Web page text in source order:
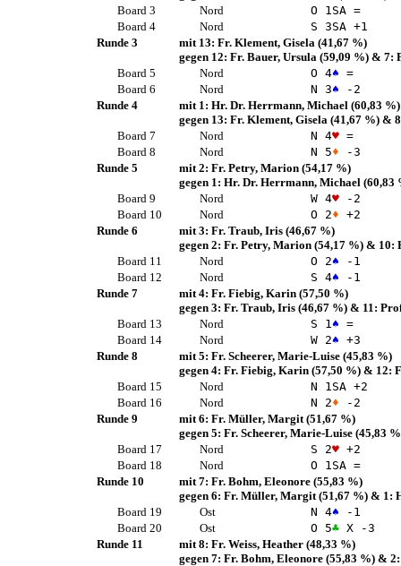
Board 3
Nord O 1 SA =
Board 4
Nord S 3SA +1
Runde 3
mit 13: Fr. Klement, Gisela (41,67 %)
gegen 12: Fr. Bauer, Ursula (59,09 %) & 7:
Board 5
Nord O 4♠ =
Board 6
Nord N 3♠ -2
Runde 4
mit 1: Hr. Dr. Herrmann, Michael (60,83 %)
gegen 13: Fr. Klement, Gisela (41,67 %) &
Board 7
Nord N 4♥ =
Board 8
Nord N 5♦ -3
Runde 5
mit 2: Fr. Petry, Marion (54,17 %)
gegen 1: Hr. Dr. Herrmann, Michael (60,83
Board 9
Nord W 4♥ -2
Board 10
Nord O 2♦ +2
Runde 6
mit 3: Fr. Traub, Iris (46,67 %)
gegen 2: Fr. Petry, Marion (54,17 %) & 10:
Board 11
Nord O 2♠ -1
Board 12
Nord S 4♠ -1
Runde 7
mit 4: Fr. Fiebig, Karin (57,50 %)
gegen 3: Fr. Traub, Iris (46,67 %) & 11:
Board 13
Nord S 1 ♠ =
Board 14
Nord W 2♠ +3
Runde 8
mit 5: Fr. Scheerer, Marie-Luise (45,83 %)
gegen 4: Fr. Fiebig, Karin (57,50 %) & 12:
Board 15
Nord N 1 SA +2
Board 16
Nord N 2♦ -2
Runde 9
mit 6: Fr. Müller, Margit (51,67 %)
gegen 5: Fr. Scheerer, Marie-Luise (45,83
Board 17
Nord S 2♥ +2
Board 18
Nord O 1 SA =
Runde 10
mit 7: Fr. Bohm, Eleonore (55,83 %)
gegen 6: Fr. Müller, Margit (51,67 %) & 1:
Board 19
Ost N 4♠ -1
Board 20
Ost O 5♣ X -3
Runde 11
mit 8: Fr. Weiss, Heather (48,33 %)
gegen 7: Fr. Bohm, Eleonore (55,83 %) &